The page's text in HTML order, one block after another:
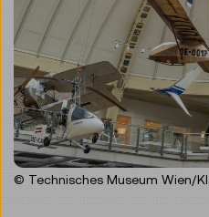
© Technisches Museum Wien/